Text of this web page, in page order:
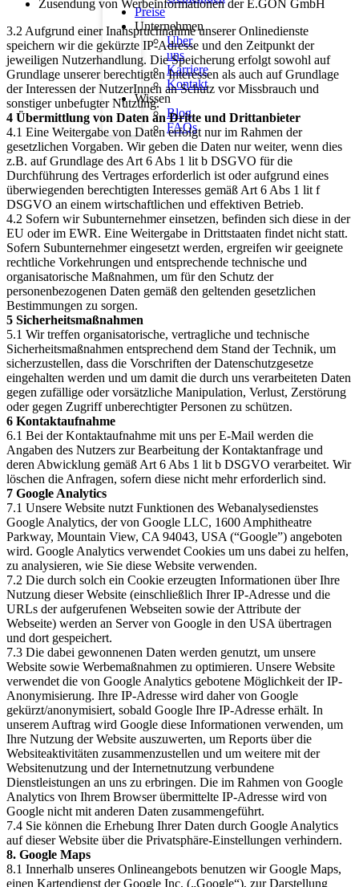
Preise
Unternehmen
Über
uns
Karriere
Kontakt
Wissen
Blog
FAQs
Zusendung von Werbeinformationen der E.GON GmbH
3.2 Aufgrund einer Inanspruchnahme unserer Onlinedienste
speichern wir die gekürzte IP-Adresse und den Zeitpunkt der
jeweiligen Nutzerhandlung. Die Speicherung erfolgt sowohl auf
Grundlage unserer berechtigten Interessen als auch auf Grundlage
der Interessen der NutzerInnen an Schutz vor Missbrauch und
sonstiger unbefugter Nutzung.
4 Übermittlung von Daten an Dritte und Drittanbieter
4.1 Eine Weitergabe von Daten erfolgt nur im Rahmen der
gesetzlichen Vorgaben. Wir geben die Daten nur weiter, wenn dies
z.B. auf Grundlage des Art 6 Abs 1 lit b DSGVO für die
Durchführung des Vertrages erforderlich ist oder aufgrund eines
überwiegenden berechtigten Interesses gemäß Art 6 Abs 1 lit f
DSGVO an einem wirtschaftlichen und effektiven Betrieb.
4.2 Sofern wir Subunternehmer einsetzen, befinden sich diese in der
EU oder im EWR. Eine Weitergabe in Drittstaaten findet nicht statt.
Sofern Subunternehmer eingesetzt werden, ergreifen wir geeignete
rechtliche Vorkehrungen und entsprechende technische und
organisatorische Maßnahmen, um für den Schutz der
personenbezogenen Daten gemäß den geltenden gesetzlichen
Bestimmungen zu sorgen.
5 Sicherheitsmaßnahmen
5.1 Wir treffen organisatorische, vertragliche und technische
Sicherheitsmaßnahmen entsprechend dem Stand der Technik, um
sicherzustellen, dass die Vorschriften der Datenschutzgesetze
eingehalten werden und um damit die durch uns verarbeiteten Daten
gegen zufällige oder vorsätzliche Manipulation, Verlust, Zerstörung
oder gegen Zugriff unberechtigter Personen zu schützen.
6 Kontaktaufnahme
6.1 Bei der Kontaktaufnahme mit uns per E-Mail werden die
Angaben des Nutzers zur Bearbeitung der Kontaktanfrage und
deren Abwicklung gemäß Art 6 Abs 1 lit b DSGVO verarbeitet. Wir
löschen die Anfragen, sofern diese nicht mehr erforderlich sind.
7 Google Analytics
7.1 Unsere Website nutzt Funktionen des Webanalysedienstes
Google Analytics, der von Google LLC, 1600 Amphitheatre
Parkway, Mountain View, CA 94043, USA (“Google”) angeboten
wird. Google Analytics verwendet Cookies um uns dabei zu helfen,
zu analysieren, wie Sie diese Website verwenden.
7.2 Die durch solch ein Cookie erzeugten Informationen über Ihre
Nutzung dieser Website (einschließlich Ihrer IP-Adresse und die
URLs der aufgerufenen Webseiten sowie der Attribute der
Webseite) werden an Server von Google in den USA übertragen
und dort gespeichert.
7.3 Die dabei gewonnenen Daten werden genutzt, um unsere
Website sowie Werbemaßnahmen zu optimieren. Unsere Website
verwendet die von Google Analytics gebotene Möglichkeit der IP-
Anonymisierung. Ihre IP-Adresse wird daher von Google
gekürzt/anonymisiert, sobald Google Ihre IP-Adresse erhält. In
unserem Auftrag wird Google diese Informationen verwenden, um
Ihre Nutzung der Website auszuwerten, um Reports über die
Websiteaktivitäten zusammenzustellen und um weitere mit der
Websitenutzung und der Internetnutzung verbundene
Dienstleistungen an uns zu erbringen. Die im Rahmen von Google
Analytics von Ihrem Browser übermittelte IP-Adresse wird von
Google nicht mit anderen Daten zusammengeführt.
7.4 Sie können die Erhebung Ihrer Daten durch Google Analytics
auf dieser Website über die Privatsphäre-Einstellungen verhindern.
8. Google Maps
8.1 Innerhalb unseres Onlineangebots benutzen wir Google Maps,
einen Kartendienst der Google Inc. („Google“), zur Darstellung